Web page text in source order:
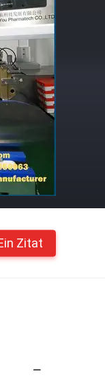
Zitat